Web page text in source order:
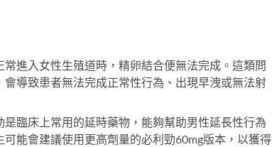
進入女性生殖道時，精卵結合便無法完成。這類問
導致患者無法完成正常性行為、出現早洩或無法射
是臨床上常用的延時藥物，能夠幫助男性延長性行為
可能會建議使用更高劑量的必利勁60mg版本，以獲得